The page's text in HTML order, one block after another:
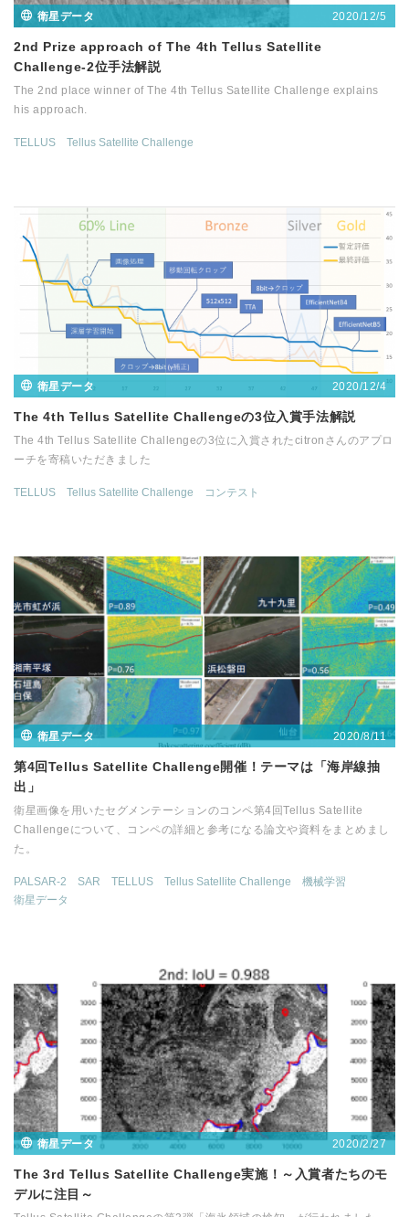
衛星データ 2020/12/5
2nd Prize approach of The 4th Tellus Satellite
Challenge-2位手法解説
The 2nd place winner of The 4th Tellus Satellite Challenge explains
his approach.
TELLUS Tellus Satellite Challenge
衛星データ 2020/12/4
The 4th Tellus Satellite Challengeの3位入賞手法解説
The 4th Tellus Satellite Challengeの3位に入賞されたcitronさんのアプロ
ーチを寄稿いただきました
TELLUS Tellus Satellite Challenge コンテスト
衛星データ 2020/8/11
第4回Tellus Satellite Challenge開催！テーマは「海岸線抽
出」
衛星画像を用いたセグメンテーションのコンペ第4回Tellus Satellite
Challengeについて、コンペの詳細と参考になる論文や資料をまとめまし
た。
PALSAR-2 SAR TELLUS Tellus Satellite Challenge
機械学習
衛星データ
衛星データ 2020/2/27
The 3rd Tellus Satellite Challenge実施！～入賞者たちのモ
デルに注目～